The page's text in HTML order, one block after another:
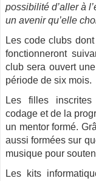
possibilité d’aller à
un avenir qu’elle
Les code clubs
fonctionneront
club sera ouvert
période de six mois.
Les filles
codage et de la
un mentor formé.
aussi formées sur
musique pour
Les kits